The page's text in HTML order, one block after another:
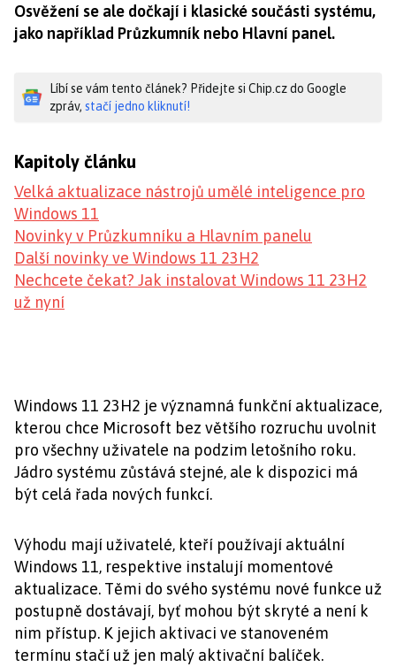
Osvěžení se ale dočkají i klasické součásti systému,
jako například Průzkumník nebo Hlavní panel.
Líbí se vám tento článek? Přidejte si Chip.cz do Google
zpráv, stačí jedno kliknutí!
Kapitoly článku
Velká aktualizace nástrojů umělé inteligence pro
Windows 11
Novinky v Průzkumníku a Hlavním panelu
Další novinky ve Windows 11 23H2
Nechcete čekat? Jak instalovat Windows 11 23H2
už nyní
Windows 11 23H2 je významná funkční aktualizace,
kterou chce Microsoft bez většího rozruchu uvolnit
pro všechny uživatele na podzim letošního roku.
Jádro systému zůstává stejné, ale k dispozici má
být celá řada nových funkcí.
Výhodu mají uživatelé, kteří používají aktuální
Windows 11, respektive instalují momentové
aktualizace. Těmi do svého systému nové funkce už
postupně dostávají, byť mohou být skryté a není k
nim přístup. K jejich aktivaci ve stanoveném
termínu stačí už jen malý aktivační balíček.